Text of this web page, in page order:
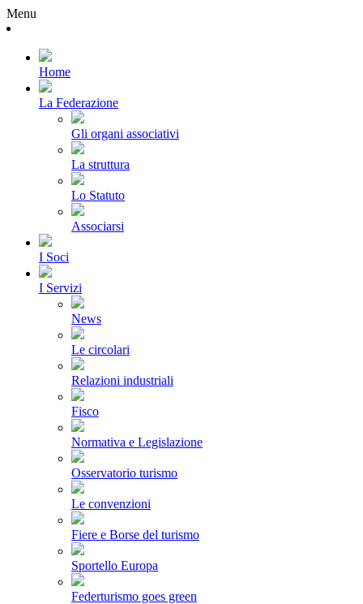
Menu
Home
La Federazione
Gli organi associativi
La struttura
Lo Statuto
Associarsi
I Soci
I Servizi
News
Le circolari
Relazioni industriali
Fisco
Normativa e Legislazione
Osservatorio turismo
Le convenzioni
Fiere e Borse del turismo
Sportello Europa
Federturismo goes green